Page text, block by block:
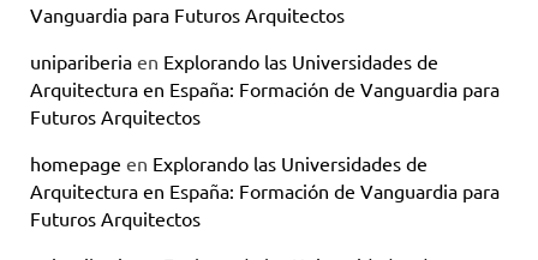
Vanguardia para Futuros Arquitectos
unipariberia en Explorando las Universidades de
Arquitectura en España: Formación de Vanguardia para
Futuros Arquitectos
homepage en Explorando las Universidades de
Arquitectura en España: Formación de Vanguardia para
Futuros Arquitectos